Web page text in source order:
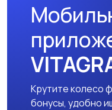
Крутите колесо
бонусы, удобно